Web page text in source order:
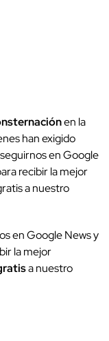
en la
han exigido
en Google
recibir la mejor
a nuestro
en Google News y
la mejor
a nuestro